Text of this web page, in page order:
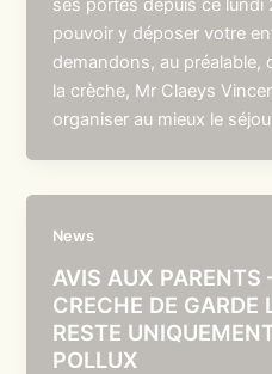
ses portes depuis ce
pouvoir y déposer votre
demandons, au préalable,
la crèche, Mr Claeys
organiser au mieux le
News
AVIS AUX PARENTS
CRECHE DE GARDE
RESTE
POLLUX